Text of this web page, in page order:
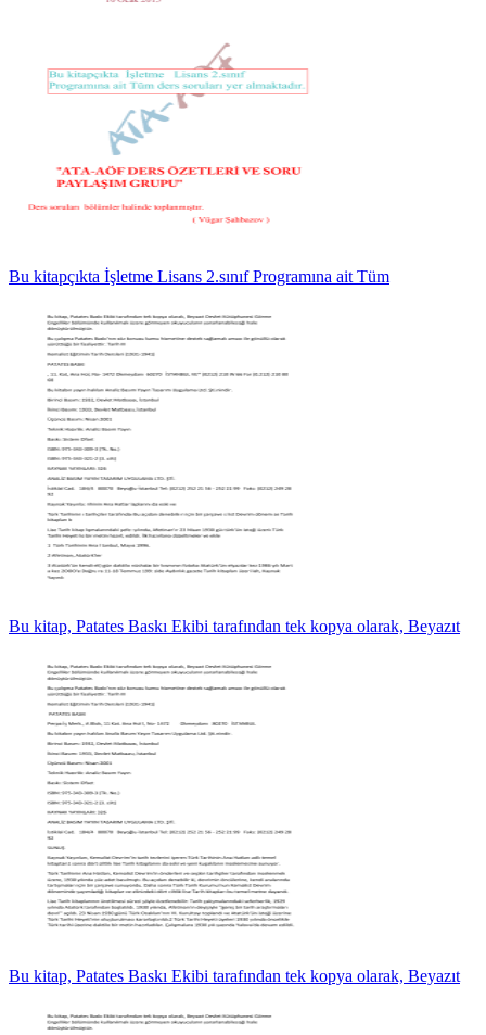
Bu kitapçıkta İşletme Lisans 2.sınıf Programına ait Tüm
Bu kitap, Patates Baskı Ekibi tarafından tek kopya olarak, Beyazıt
Bu kitap, Patates Baskı Ekibi tarafından tek kopya olarak, Beyazıt